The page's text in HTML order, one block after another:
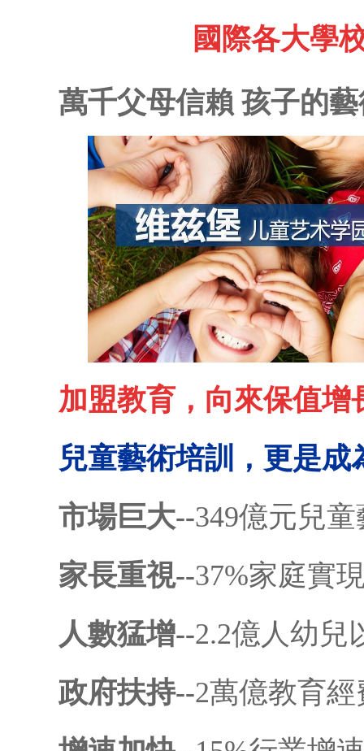
國際各大學
萬千父母信賴 孩子的
加盟教育，向來保值增
兒童藝術培訓，更是
市場巨大--349億元兒
家長重視--37%家庭實
人數猛增--2.2億人幼兒
政府扶持--2萬億教育